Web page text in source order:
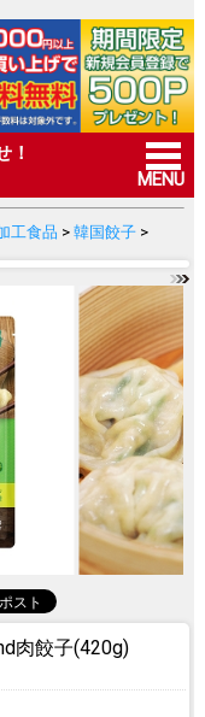
！
MENU
工食品 > 韓国餃子>
肉餃子(420g)